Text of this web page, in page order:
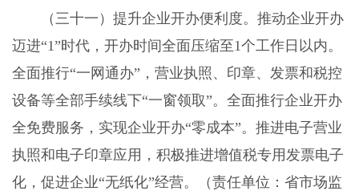
（三十一）提升企业开办便利度。推动企业开办
迈进“1”时代，开办时间全面压缩至1个工作日以内。
全面推行“一网通办”，营业执照、印章、发票和税控
设备等全部手续线下“一窗领取”。全面推行企业开办
全免费服务，实现企业开办“零成本”。推进电子营业
执照和电子印章应用，积极推进增值税专用发票电子
化，促进企业“无纸化”经营。（责任单位：省市场监